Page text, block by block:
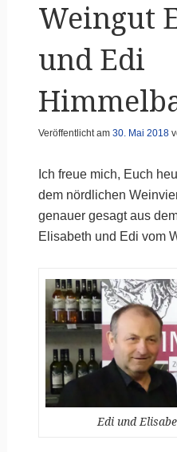
Weingut
und Edi
Veröffentlicht am 30. Mai 2018
Ich freue mich, Euch
dem nördlichen
genauer gesagt aus
Elisabeth und Edi vom
Edi und